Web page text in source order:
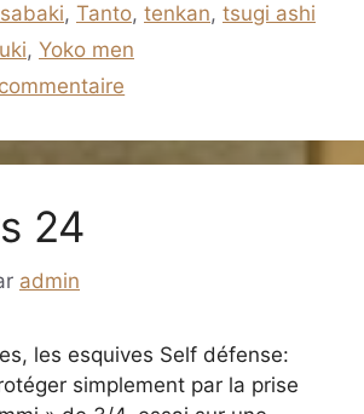
, Tanto, tenkan, tsugi ashi
, Yoko men
24
admin
les esquives Self défense:
simplement par la prise